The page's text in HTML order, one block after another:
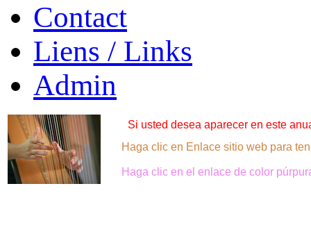
Contact
Liens / Links
Admin
Si usted desea aparecer en este
Haga clic en Enlace sitio web para
Haga clic en el enlace de color